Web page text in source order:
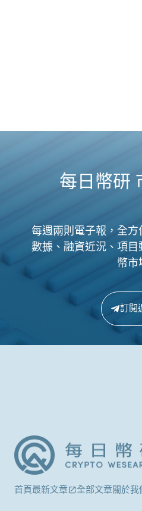
每日幣研
每週兩則電子報，全方
數據、融資近況、項
幣市
訂閱
首頁最新文章 全部文章關於我